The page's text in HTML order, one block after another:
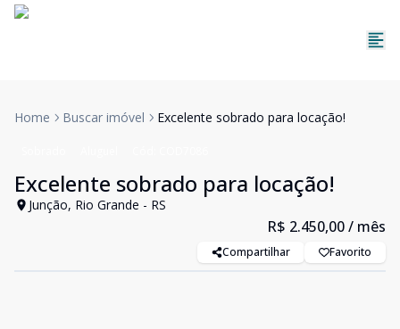
Home Buscar imóvel Excelente sobrado para locação!
Excelente sobrado para locação!
Junção, Rio Grande - RS
R$ 2.450,00/ mês
Compartilhar Favorito